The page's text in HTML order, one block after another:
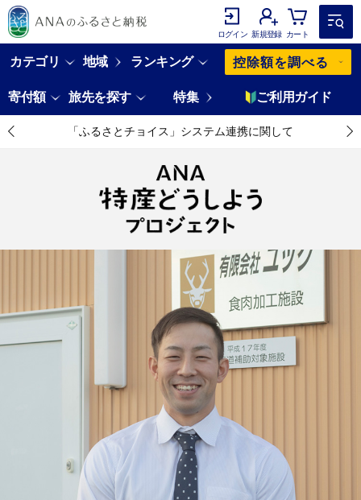
ログイン 新規登録 カート
カテゴリ 地域 ランキング 控除額を調べる
寄付額 旅先を探す 特集 ご利用ガイド
「ふるさとチョイス」システム連携に関して